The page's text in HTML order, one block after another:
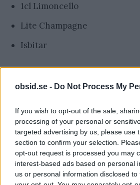
obsid.se - Do Not Process My
If you wish to opt-out of the sale,
processing of your personal or
targeted advertising by us, please use
section to confirm your selection.
opt-out request is processed you may
interest-based ads based on personal
us or personal information disclosed
1cl Limoncello
Lite Champagne
Isbitar
Skaka tills allt blandat sig
Häll upp i ettcocktailglas
Toppa av med Champagne
Perfekt på sommaren, eller